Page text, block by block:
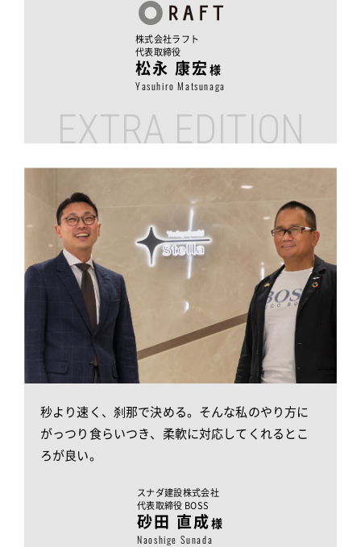
株式会社ラフト
代表取締役
松永 康宏 様
Yasuhiro Matsunaga
EXTRA EDITION
秒より速く、刹那で決める。そんな私のやり方に
がっつり食らいつき、柔軟に対応してくれるとこ
ろが良い。
スナダ建設株式会社
代表取締役 BOSS
砂田 直成様
Naoshige Sunada